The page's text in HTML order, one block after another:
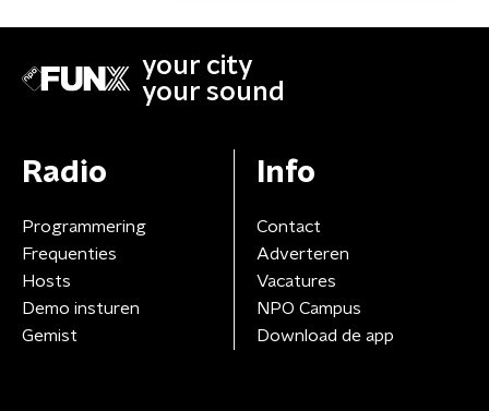
your city
your sound
Radio
Programmering
Frequenties
Hosts
Demo insturen
Gemist
Info
Contact
Adverteren
Vacatures
NPO Campus
Download de app